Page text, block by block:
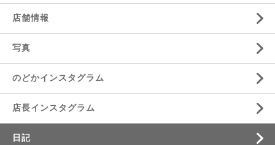
店舗情報
写真
のどかインスタグラム
店長インスタグラム
日記